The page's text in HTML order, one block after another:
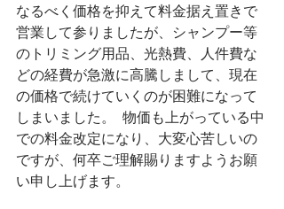
なるべく価格を抑えて料金据え置きで
営業して参りましたが、シャンプー等
のトリミング用品、光熱費、人件費な
どの経費が急激に高騰しまして、現在
の価格で続けていくのが困難になって
しまいました。  物価も上がっている中
での料金改定になり、大変心苦しいの
ですが、何卒ご理解賜りますようお願
い申し上げます。